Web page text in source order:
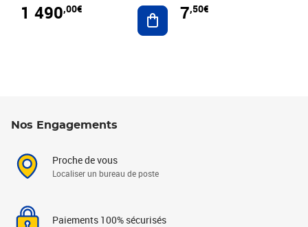
1 490,00€ Ajouter au panier
7,50€
Nos Engagements
Proche de vous
Localiser un bureau de poste
Paiements 100% sécurisés